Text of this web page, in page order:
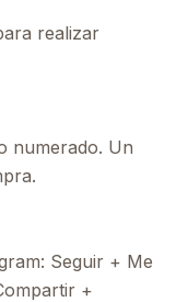
realizar
numerado. Un
Seguir + Me
+